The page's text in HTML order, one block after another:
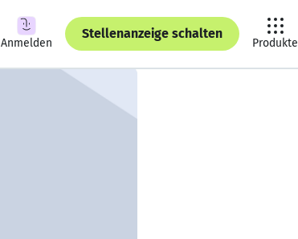
Anmelden
Stellenanzeige schalten
Produkte